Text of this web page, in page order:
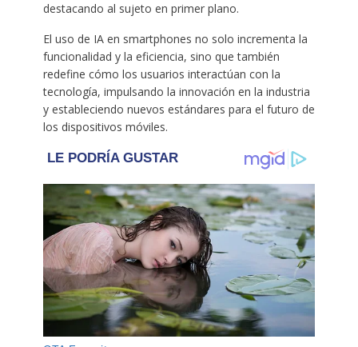
destacando al sujeto en primer plano.
El uso de IA en smartphones no solo incrementa la
funcionalidad y la eficiencia, sino que también
redefine cómo los usuarios interactúan con la
tecnología, impulsando la innovación en la industria
y estableciendo nuevos estándares para el futuro de
los dispositivos móviles.